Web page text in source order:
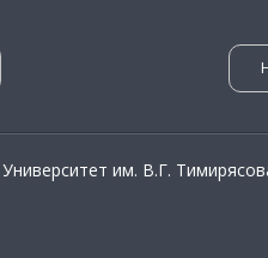
им. В.Г.